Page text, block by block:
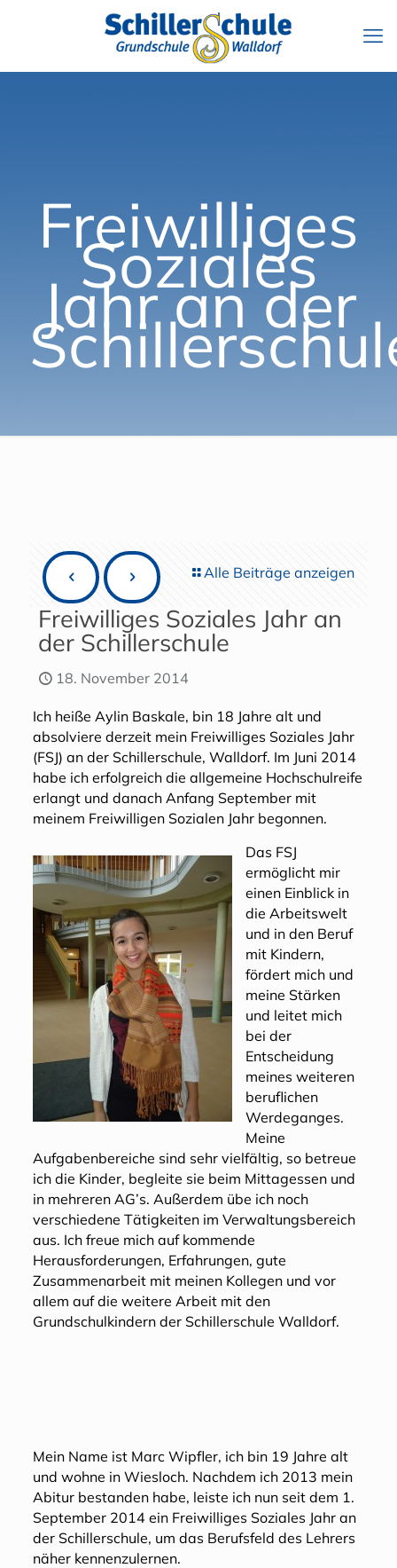
Freiwilliges
Soziales
Jahr an der
Alle Beiträge anzeigen
Freiwilliges Soziales Jahr an
der Schillerschule
18. November 2014
Ich heiße Aylin Baskale, bin 18 Jahre alt und
absolviere derzeit mein Freiwilliges Soziales Jahr
(FSJ) an der Schillerschule, Walldorf. Im Juni 2014
habe ich erfolgreich die allgemeine Hochschulreife
erlangt und danach Anfang September mit
meinem Freiwilligen Sozialen Jahr begonnen.
Das FSJ
ermöglicht mir
einen Einblick in
die Arbeitswelt
und in den Beruf
mit Kindern,
fördert mich und
meine Stärken
und leitet mich
bei der
Entscheidung
meines weiteren
beruflichen
Werdeganges.
Meine
Aufgabenbereiche sind sehr vielfältig, so betreue
ich die Kinder, begleite sie beim Mittagessen und
in mehreren AG’s. Außerdem übe ich noch
verschiedene Tätigkeiten im Verwaltungsbereich
aus. Ich freue mich auf kommende
Herausforderungen, Erfahrungen, gute
Zusammenarbeit mit meinen Kollegen und vor
allem auf die weitere Arbeit mit den
Grundschulkindern der Schillerschule Walldorf.
Mein Name ist Marc Wipfler, ich bin 19 Jahre alt
und wohne in Wiesloch. Nachdem ich 2013 mein
Abitur bestanden habe, leiste ich nun seit dem 1.
September 2014 ein Freiwilliges Soziales Jahr an
der Schillerschule, um das Berufsfeld des Lehrers
näher kennenzulernen.